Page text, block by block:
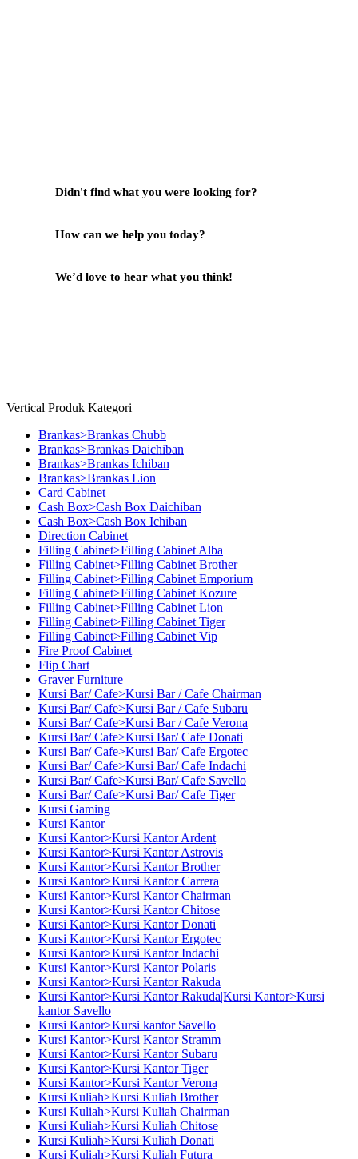
Didn't find what you were looking for?
How can we help you today?
We’d love to hear what you think!
Vertical Produk Kategori
Brankas>Brankas Chubb
Brankas>Brankas Daichiban
Brankas>Brankas Ichiban
Brankas>Brankas Lion
Card Cabinet
Cash Box>Cash Box Daichiban
Cash Box>Cash Box Ichiban
Direction Cabinet
Filling Cabinet>Filling Cabinet Alba
Filling Cabinet>Filling Cabinet Brother
Filling Cabinet>Filling Cabinet Emporium
Filling Cabinet>Filling Cabinet Kozure
Filling Cabinet>Filling Cabinet Lion
Filling Cabinet>Filling Cabinet Tiger
Filling Cabinet>Filling Cabinet Vip
Fire Proof Cabinet
Flip Chart
Graver Furniture
Kursi Bar/ Cafe>Kursi Bar / Cafe Chairman
Kursi Bar/ Cafe>Kursi Bar / Cafe Subaru
Kursi Bar/ Cafe>Kursi Bar / Cafe Verona
Kursi Bar/ Cafe>Kursi Bar/ Cafe Donati
Kursi Bar/ Cafe>Kursi Bar/ Cafe Ergotec
Kursi Bar/ Cafe>Kursi Bar/ Cafe Indachi
Kursi Bar/ Cafe>Kursi Bar/ Cafe Savello
Kursi Bar/ Cafe>Kursi Bar/ Cafe Tiger
Kursi Gaming
Kursi Kantor
Kursi Kantor>Kursi Kantor Ardent
Kursi Kantor>Kursi Kantor Astrovis
Kursi Kantor>Kursi Kantor Brother
Kursi Kantor>Kursi Kantor Carrera
Kursi Kantor>Kursi Kantor Chairman
Kursi Kantor>Kursi Kantor Chitose
Kursi Kantor>Kursi Kantor Donati
Kursi Kantor>Kursi Kantor Ergotec
Kursi Kantor>Kursi Kantor Indachi
Kursi Kantor>Kursi Kantor Polaris
Kursi Kantor>Kursi Kantor Rakuda
Kursi Kantor>Kursi Kantor Rakuda|Kursi Kantor>Kursi
kantor Savello
Kursi Kantor>Kursi kantor Savello
Kursi Kantor>Kursi Kantor Stramm
Kursi Kantor>Kursi Kantor Subaru
Kursi Kantor>Kursi Kantor Tiger
Kursi Kantor>Kursi Kantor Verona
Kursi Kuliah>Kursi Kuliah Brother
Kursi Kuliah>Kursi Kuliah Chairman
Kursi Kuliah>Kursi Kuliah Chitose
Kursi Kuliah>Kursi Kuliah Donati
Kursi Kuliah>Kursi Kuliah Futura